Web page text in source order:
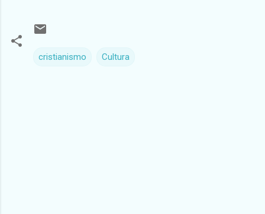
cristianismo Cultura